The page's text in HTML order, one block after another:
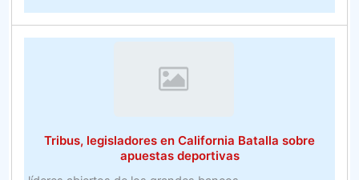
la
reelaborando
la
Tribus, legisladores en California Batalla sobre
apuestas deportivas